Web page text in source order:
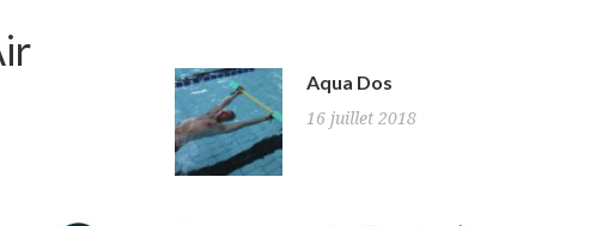
Aqua Dos
16 juillet 2018